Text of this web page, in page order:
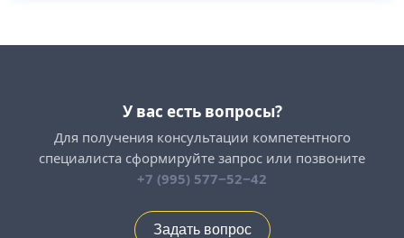
У вас есть вопросы?
Для получения консультации компетентного
специалиста сформируйте запрос или позвоните
+7 (995) 577−52−42
Задать вопрос